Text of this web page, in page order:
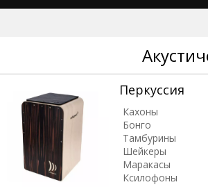
Перкуссия
Кахоны
Бонго
Тамбурины
Шейкеры
Маракасы
Ксилофоны